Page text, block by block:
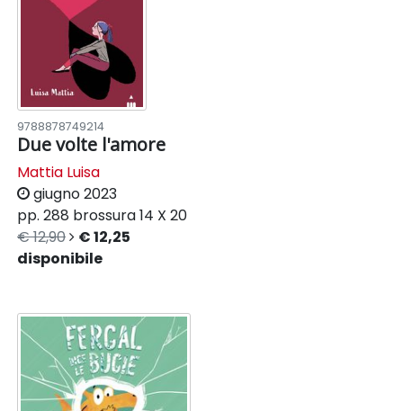
9788878749214
Due volte l'amore
Mattia Luisa
giugno 2023
pp. 288 brossura14 X 20
€ 12,90
€ 12,25
disponibile